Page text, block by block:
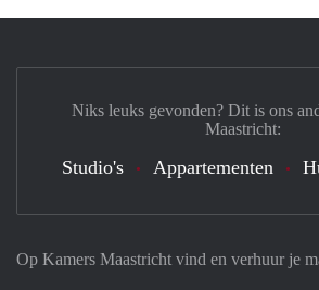
Op Kamers Maastricht vind en verhuur je
Niks leuks gevonden? Dit is ons
Maastricht:
Studio's Appartementen